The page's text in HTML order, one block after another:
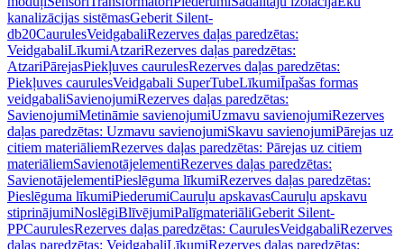
kanalizācijas sistēmasGeberit Silent-
db20CaurulesVeidgabaliRezerves daļas paredzētas:
VeidgabaliLīkumiAtzariRezerves daļas paredzētas:
AtzariPārejasPiekļuves caurulesRezerves daļas paredzētas:
Piekļuves caurulesVeidgabali SuperTubeLīkumiĪpašas formas
veidgabaliSavienojumiRezerves daļas paredzētas:
SavienojumiMetināmie savienojumiUzmavu savienojumiRezerves
daļas paredzētas: Uzmavu savienojumiSkavu savienojumiPārejas uz
citiem materiāliemRezerves daļas paredzētas: Pārejas uz citiem
materiāliemSavienotājelementiRezerves daļas paredzētas:
SavienotājelementiPieslēguma līkumiRezerves daļas paredzētas:
Pieslēguma līkumiPiederumiCauruļu apskavasCauruļu apskavu
stiprinājumiNoslēgiBlīvējumiPalīgmateriāliGeberit Silent-
PPCaurulesRezerves daļas paredzētas: CaurulesVeidgabaliRezerves
daļas paredzētas: VeidgabaliLīkumiRezerves daļas paredzētas: